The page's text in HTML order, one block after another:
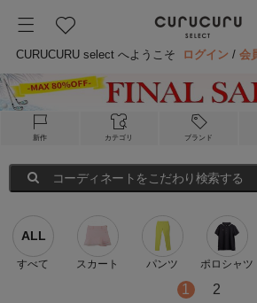
CURUCURU select へようこそ ログイン /会
新作 カテゴリ ブランド
コーディネートをこだわり検索する
ALL
すべて スカート パンツ ポロシャツ
1
2